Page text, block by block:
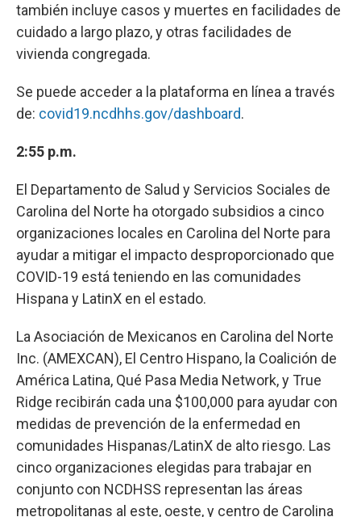
también incluye casos y muertes en facilidades de
cuidado a largo plazo, y otras facilidades de
vivienda congregada.
Se puede acceder a la plataforma en línea a través
de: covid19.ncdhhs.gov/dashboard.
2:55 p.m.
El Departamento de Salud y Servicios Sociales de
Carolina del Norte ha otorgado subsidios a cinco
organizaciones locales en Carolina del Norte para
ayudar a mitigar el impacto desproporcionado que
COVID-19 está teniendo en las comunidades
Hispana y LatinX en el estado.
La Asociación de Mexicanos en Carolina del Norte
Inc. (AMEXCAN), El Centro Hispano, la Coalición de
América Latina, Qué Pasa Media Network, y True
Ridge recibirán cada una $100,000 para ayudar con
medidas de prevención de la enfermedad en
comunidades Hispanas/LatinX de alto riesgo. Las
cinco organizaciones elegidas para trabajar en
conjunto con NCDHSS representan las áreas
metropolitanas al este, oeste, y centro de Carolina